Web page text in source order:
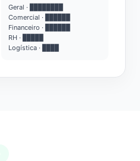
Geral · ████████
Comercial · ██████
Financeiro · ██████
RH · █████
Logística · ████